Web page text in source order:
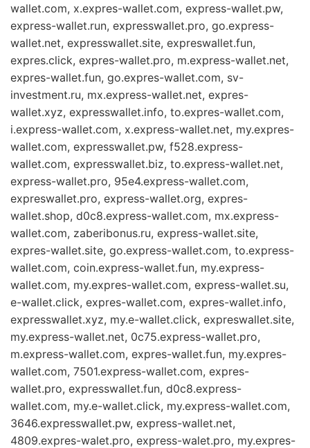
wallet.com, x.expres-wallet.com, express-wallet.pw,
express-wallet.run, expresswallet.pro, go.express-
wallet.net, expresswallet.site, expreswallet.fun,
expres.click, expres-wallet.pro, m.express-wallet.net,
expres-wallet.fun, go.expres-wallet.com, sv-
investment.ru, mx.express-wallet.net, expres-
wallet.xyz, expresswallet.info, to.expres-wallet.com,
i.express-wallet.com, x.express-wallet.net, my.expres-
wallet.com, expresswallet.pw, f528.express-
wallet.com, expresswallet.biz, to.express-wallet.net,
express-wallet.pro, 95e4.express-wallet.com,
expreswallet.pro, express-wallet.org, expres-
wallet.shop, d0c8.express-wallet.com, mx.express-
wallet.com, zaberibonus.ru, express-wallet.site,
expres-wallet.site, go.express-wallet.com, to.express-
wallet.com, coin.express-wallet.fun, my.express-
wallet.com, my.expres-wallet.com, express-wallet.su,
e-wallet.click, expres-wallet.com, expres-wallet.info,
expresswallet.xyz, my.e-wallet.click, expreswallet.site,
my.express-wallet.net, 0c75.express-wallet.pro,
m.express-wallet.com, expres-wallet.fun, my.expres-
wallet.com, 7501.express-wallet.com, expres-
wallet.pro, expresswallet.fun, d0c8.express-
wallet.com, my.e-wallet.click, my.express-wallet.com,
3646.expresswallet.pw, express-wallet.net,
4809.expres-walet.pro, express-walet.pro, my.expres-